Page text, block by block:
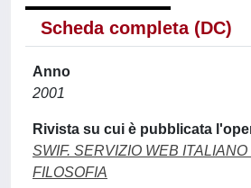
Scheda completa (DC)
Anno
2001
Rivista su cui è pubblicata
SWIF. SERVIZIO WEB
FILOSOFIA